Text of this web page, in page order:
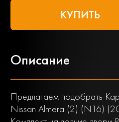
КУПИТЬ
Описание
Предлагаем подобрать
Nissan Almera (2) (N16)